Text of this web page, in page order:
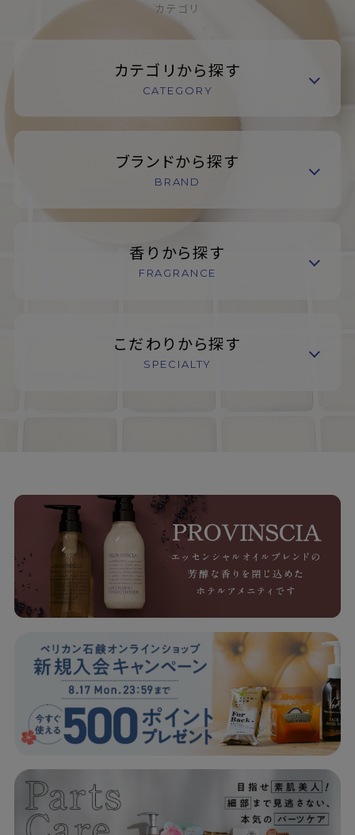
カテゴリ
カテゴリから探す
CATEGORY
ブランドから探す
BRAND
香りから探す
FRAGRANCE
こだわりから探す
SPECIALTY